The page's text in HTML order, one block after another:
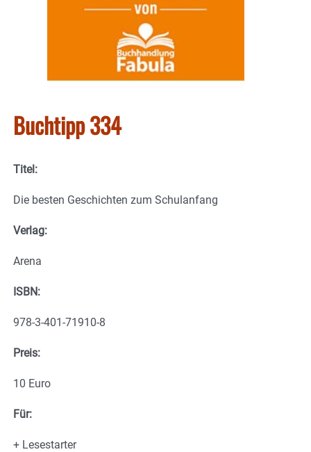
Buchtipp 334
Titel:
Die besten Geschichten zum Schulanfang
Verlag:
Arena
ISBN:
978-3-401-71910-8
Preis:
10 Euro
Für:
+ Lesestarter